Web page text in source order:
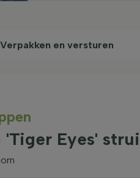
Verpakken en versturen
'Tiger Eyes'